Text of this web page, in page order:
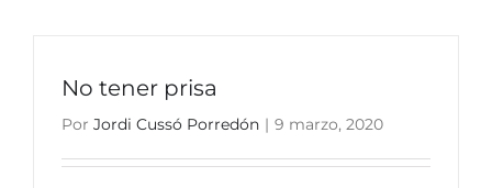
No tener prisa
Por Jordi Cussó Porredón | 9 marzo, 2020